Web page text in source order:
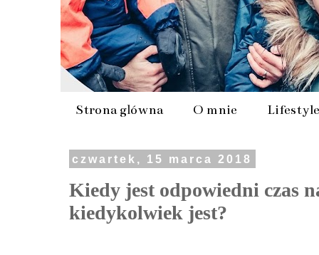
Strona główna O mnie Lifestyle
czwartek, 15 marca 2018
Kiedy jest odpowiedni czas
kiedykolwiek jest?